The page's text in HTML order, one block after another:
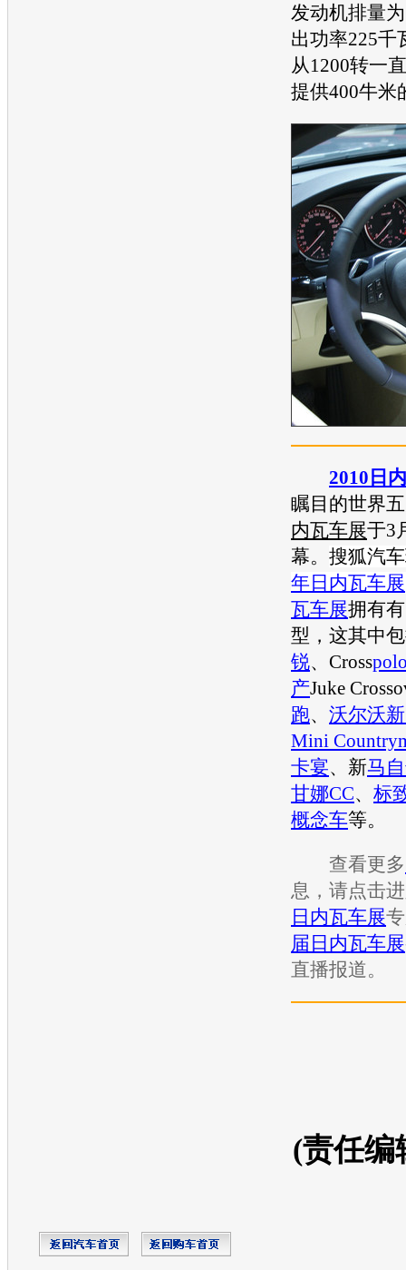
发动机排量
出功率225千
从1200转一
提供400牛米
2010日
瞩目的世界
内瓦车展于3
幕。 搜狐汽
年日内瓦车展
瓦车展拥有
型，这其中
锐、Cross
产Juke
跑、 沃尔沃
Mini
卡宴、新马
甘娜CC、 标
概念车等。
查看更多
息，请点击
日内瓦车展
届日内瓦车展
直播报道。
(责任编